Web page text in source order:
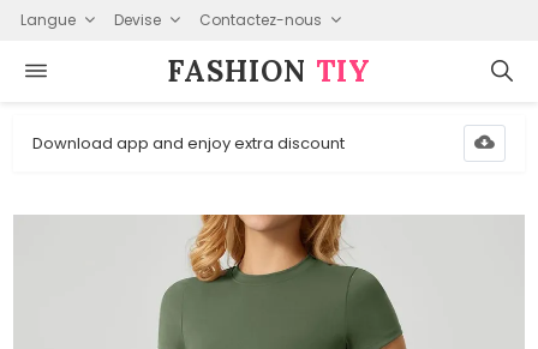
Langue Devise Contactez-nous
FASHION⁠ TIY
Download app and enjoy extra discount